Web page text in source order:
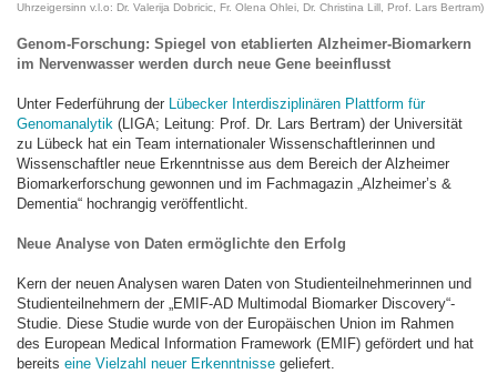
Uhrzeigersinn v.l.o: Dr. Valerija Dobricic, Fr. Olena Ohlei, Dr. Christina Lill, Prof. Lars Bertram)
Genom-Forschung: Spiegel von etablierten Alzheimer-Biomarkern
im Nervenwasser werden durch neue Gene beeinflusst
Unter Federführung der Lübecker Interdisziplinären Plattform für
Genomanalytik (LIGA; Leitung: Prof. Dr. Lars Bertram) der Universität
zu Lübeck hat ein Team internationaler Wissenschaftlerinnen und
Wissenschaftler neue Erkenntnisse aus dem Bereich der Alzheimer
Biomarkerforschung gewonnen und im Fachmagazin „Alzheimer’s &
Dementia“ hochrangig veröffentlicht.
Neue Analyse von Daten ermöglichte den Erfolg
Kern der neuen Analysen waren Daten von Studienteilnehmerinnen und
Studienteilnehmern der „EMIF-AD Multimodal Biomarker Discovery“-
Studie. Diese Studie wurde von der Europäischen Union im Rahmen
des European Medical Information Framework (EMIF) gefördert und hat
bereits eine Vielzahl neuer Erkenntnisse geliefert.